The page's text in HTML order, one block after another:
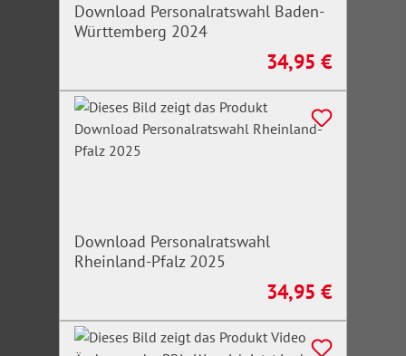
Download Personalratswahl Baden-
Württemberg 2024
Regulärer Preis:
34,95 €
Download Personalratswahl
Rheinland-Pfalz 2025
Regulärer Preis:
34,95 €